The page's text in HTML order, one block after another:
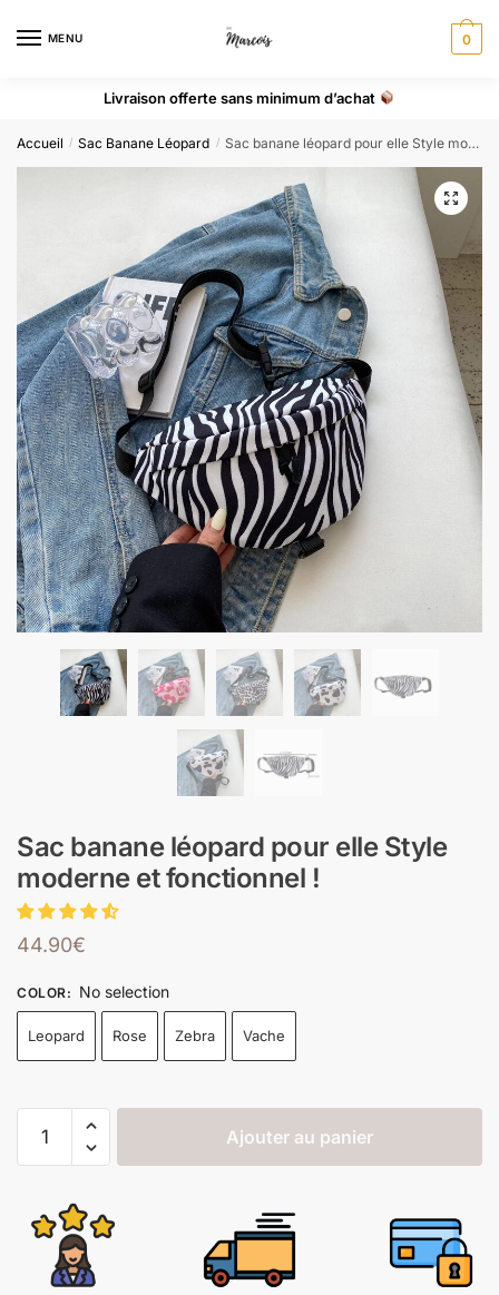
MENU 0
Livraison offerte sans minimum d’achat
Accueil / Sac Banane Léopard / Sac banane léopard pour elle Style moderne et fonctionnel !
Sac banane léopard pour elle Style
moderne et fonctionnel !
44.90€
COLOR: No selection
Leopard Rose Zebra Vache
Ajouter au panier